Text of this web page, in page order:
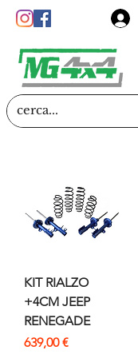
KIT RIALZO
+4CM JEEP
RENEGADE
Prezzo
639,00 €